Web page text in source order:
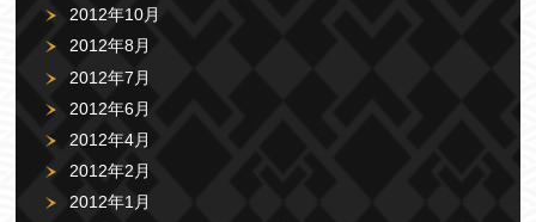
2012年10月
2012年8月
2012年7月
2012年6月
2012年4月
2012年2月
2012年1月